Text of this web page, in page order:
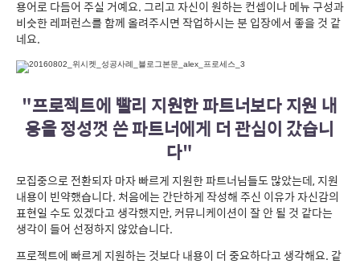
용어로 다듬어 주실 거예요. 그리고 자신이 원하는 컨셉이나 메뉴 구성과
비슷한 레퍼런스를 함께 올려주시면 작업하시는 분 입장에서 좋을 것 같
네요.
"프로젝트에 빨리 지원한 파트너보다 지원 내
용을 정성껏 쓴 파트너에게 더 관심이 갔습니
다"
모집중으로 전환되자 마자 빠르게 지원한 파트너님들도 많았는데, 지원
내용이 빈약했습니다. 처음에는 간단하게 작성해 주신 이유가 자신감의
표현일 수도 있겠다고 생각했지만, 커뮤니케이션이 잘 안 될 것 같다는
생각이 들어 선정하지 않았습니다.
프로젝트에 빠르게 지원하는 것보다 내용이 더 중요하다고 생각해요. 같